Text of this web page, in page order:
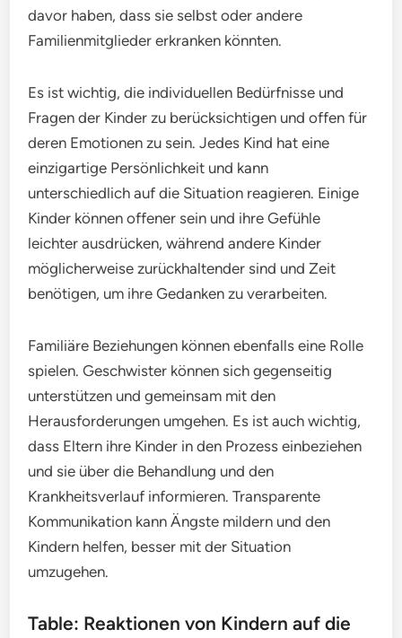
davor haben, dass sie selbst oder andere
Familienmitglieder erkranken könnten.
Es ist wichtig, die individuellen Bedürfnisse und
Fragen der Kinder zu berücksichtigen und offen für
deren Emotionen zu sein. Jedes Kind hat eine
einzigartige Persönlichkeit und kann
unterschiedlich auf die Situation reagieren. Einige
Kinder können offener sein und ihre Gefühle
leichter ausdrücken, während andere Kinder
möglicherweise zurückhaltender sind und Zeit
benötigen, um ihre Gedanken zu verarbeiten.
Familiäre Beziehungen können ebenfalls eine Rolle
spielen. Geschwister können sich gegenseitig
unterstützen und gemeinsam mit den
Herausforderungen umgehen. Es ist auch wichtig,
dass Eltern ihre Kinder in den Prozess einbeziehen
und sie über die Behandlung und den
Krankheitsverlauf informieren. Transparente
Kommunikation kann Ängste mildern und den
Kindern helfen, besser mit der Situation
umzugehen.
Table: Reaktionen von Kindern auf die